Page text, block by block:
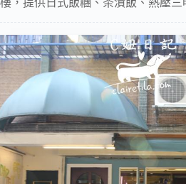
樓，提供日式飯糰、茶漬飯、熱壓